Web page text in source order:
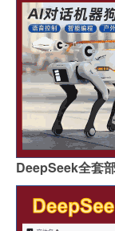
DeepSeek全套